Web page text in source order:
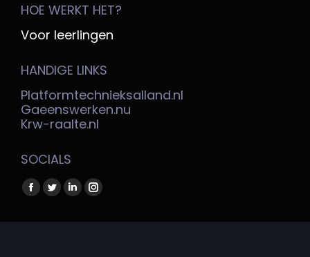
HOE WERKT HET?
Voor leerlingen
HANDIGE LINKS
Platformtechnieksalland.nl
Gaeenswerken.nu
Krw-raalte.nl
SOCIALS
Vind ons op:
Facebook
Twitter
LinkedinInstagram